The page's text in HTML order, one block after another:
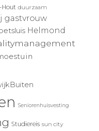
Hout duurzaam
gastvrouw
Helmond
Seniorenhuisvesting
Studiereis sun city